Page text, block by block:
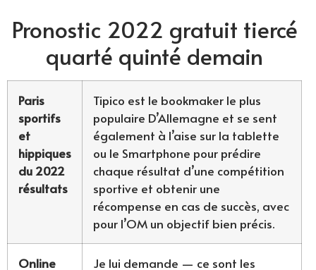
Pronostic 2022 gratuit tiercé
quarté quinté demain
Paris
sportifs
et
hippiques
du 2022
résultats
Tipico est le bookmaker le plus
populaire D’Allemagne et se sent
également à l’aise sur la tablette
ou le Smartphone pour prédire
chaque résultat d’une compétition
sportive et obtenir une
récompense en cas de succès, avec
pour l’OM un objectif bien précis.
Online
Je lui demande — ce sont les